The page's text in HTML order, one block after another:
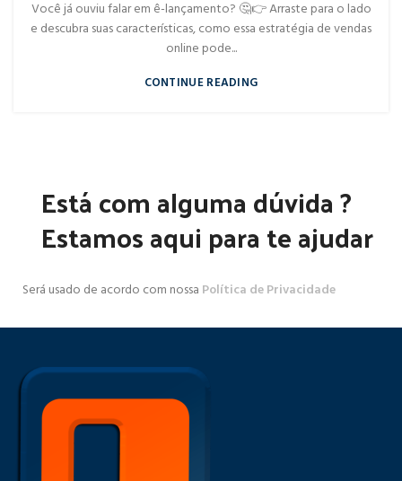
Você já ouviu falar em ê-lançamento? 🤔👉 Arraste para o lado
e descubra suas características, como essa estratégia de vendas
online pode...
CONTINUE READING
Está com alguma dúvida ?
Estamos aqui para te ajudar
Será usado de acordo com nossa Política de Privacidade